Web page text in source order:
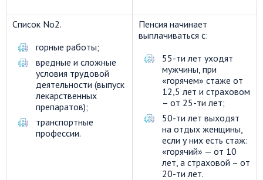
Список No2.
горные работы;
вредные и сложные
условия трудовой
деятельности (выпуск
лекарственных
препаратов);
транспортные
профессии.
Пенсия начинает
выплачиваться с:
55-ти лет уходят
мужчины, при
«горячем» стаже от
12,5 лет и страховом
– от 25-ти лет;
50-ти лет выходят
на отдых женщины,
если у них есть стаж:
«горячий» — от 10
лет, а страховой – от
20-ти лет.